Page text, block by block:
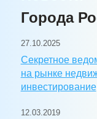
Города
27.10.2025
Секретное
на рынке
инвестирование
12.03.2019